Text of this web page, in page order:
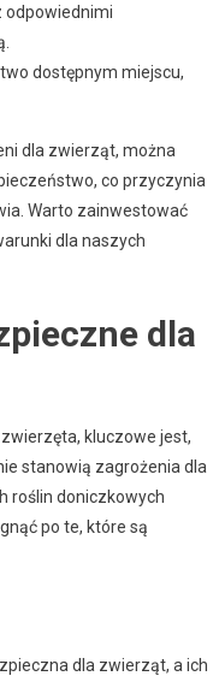
odpowiednimi
dostępnym miejscu,
dla zwierząt, można
co przyczynia
Warto zainwestować
dla naszych
dla
kluczowe jest,
stanowią zagrożenia dla
roślin doniczkowych
po te, które są
dla zwierząt, a ich